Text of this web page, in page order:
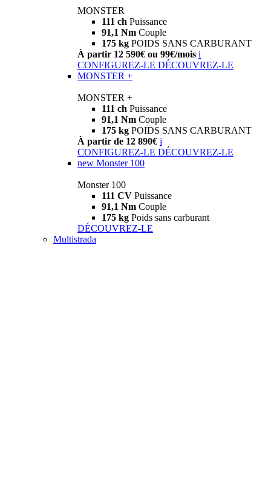
MONSTER
111 ch Puissance
91,1 Nm Couple
175 kg POIDS SANS CARBURANT
À partir 12 590€ ou 99€/mois i
CONFIGUREZ-LE DÉCOUVREZ-LE
MONSTER +
MONSTER +
111 ch Puissance
91,1 Nm Couple
175 kg POIDS SANS CARBURANT
À partir de 12 890€ i
CONFIGUREZ-LE DÉCOUVREZ-LE
new Monster 100
Monster 100
111 CV Puissance
91,1 Nm Couple
175 kg Poids sans carburant
DÉCOUVREZ-LE
Multistrada